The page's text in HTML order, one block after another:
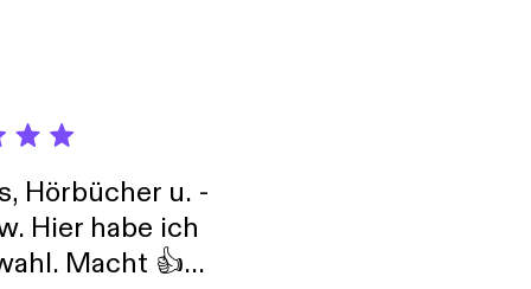
Hörbücher u. -
Hier habe ich
Macht 👍